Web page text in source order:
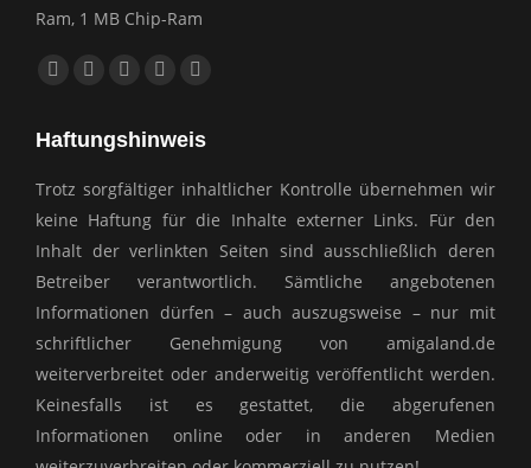
Ram, 1 MB Chip-Ram
Finden Sie uns auf:
Facebook
opens
YouTube
opens
new
window
E-
page
new
Website
opens
Whatsapp
opens
Haftungshinweis
Trotz sorgfältiger inhaltlicher Kontrolle übernehmen wir
keine Haftung für die Inhalte externer Links. Für den
Inhalt der verlinkten Seiten sind ausschließlich deren
Betreiber verantwortlich. Sämtliche angebotenen
Informationen dürfen – auch auszugsweise – nur mit
schriftlicher Genehmigung von amigaland.de
weiterverbreitet oder anderweitig veröffentlicht werden.
Keinesfalls ist es gestattet, die abgerufenen
Informationen online oder in anderen Medien